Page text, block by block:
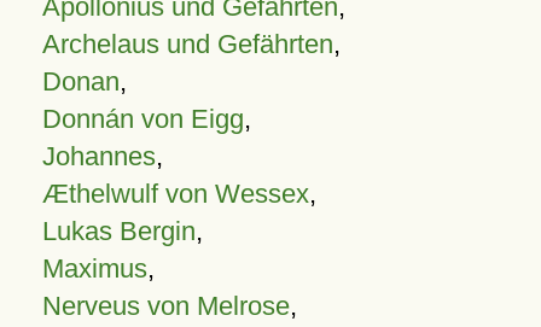
Apollonius und Gefährten,
Archelaus und Gefährten,
Donan,
Donnán von Eigg,
Johannes,
Æthelwulf von Wessex,
Lukas Bergin,
Maximus,
Nerveus von Melrose,